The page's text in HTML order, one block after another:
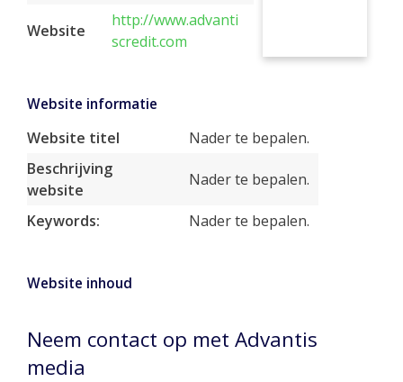
Website
http://www.advanti
scredit.com
Website informatie
Website titel
Nader te bepalen.
Beschrijving
website
Nader te bepalen.
Keywords: Nader te bepalen.
Website inhoud
Neem contact op met Advantis
media